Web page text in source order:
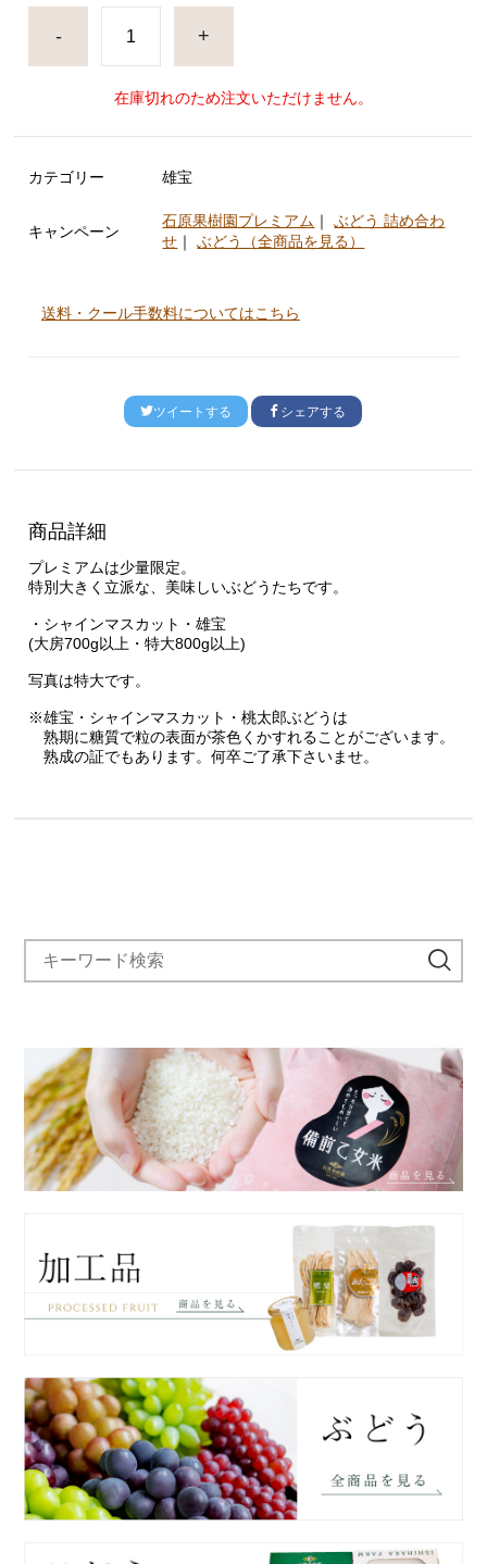
- +
在庫切れのため注文いただけません。
カテゴリー 雄宝
キャンペーン
石原果樹園プレミアム ｜ぶどう 詰め合わ
せ ｜ぶどう（全商品を見る）
送料・クール手数料についてはこちら
ツイートする シェアする
商品詳細
プレミアムは少量限定。
特別大きく立派な、美味しいぶどうたちです。
・シャインマスカット・雄宝
(大房700g以上・特大800g以上)
写真は特大です。
※雄宝・シャインマスカット・桃太郎ぶどうは
熟期に糖質で粒の表面が茶色くかすれることがございます。
熟成の証でもあります。何卒ご了承下さいませ。